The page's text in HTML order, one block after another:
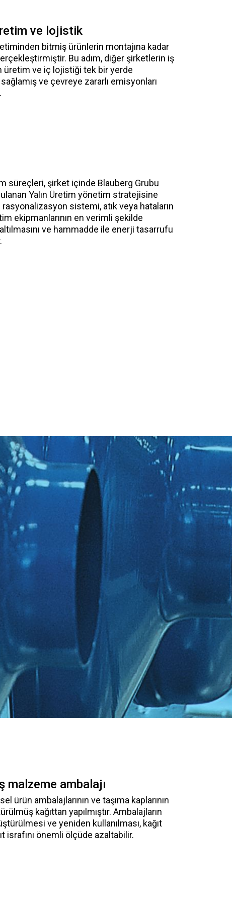
ve lojistik
bitmiş ürünlerin montajına kadar
Bu adım, diğer şirketlerin iş
üretim ve iç lojistiği tek bir yerde
ve çevreye zararlı emisyonları
süreçleri, şirket içinde Blauberg Grubu
Yalın Üretim yönetim stratejisine
sistemi, atık veya hataların
ekipmanlarının en verimli şekilde
ve hammadde ile enerji tasarrufu
malzeme ambalajı
ürün ambalajlarının ve taşıma kaplarının
kağıttan yapılmıştır. Ambalajların
ve yeniden kullanılması, kağıt
israfını önemli ölçüde azaltabilir.